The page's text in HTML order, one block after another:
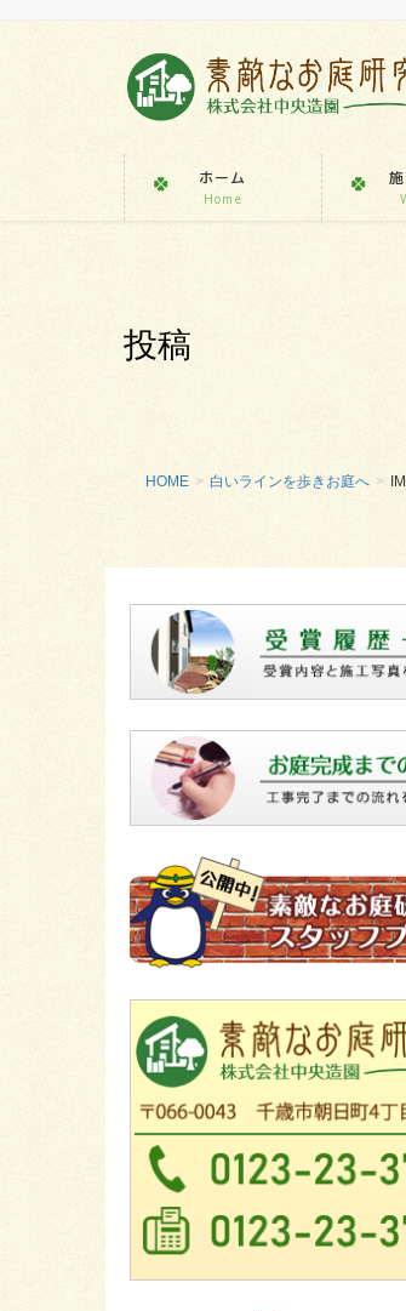
ホーム
Home
投稿
HOME 白いラインを歩きお庭へ